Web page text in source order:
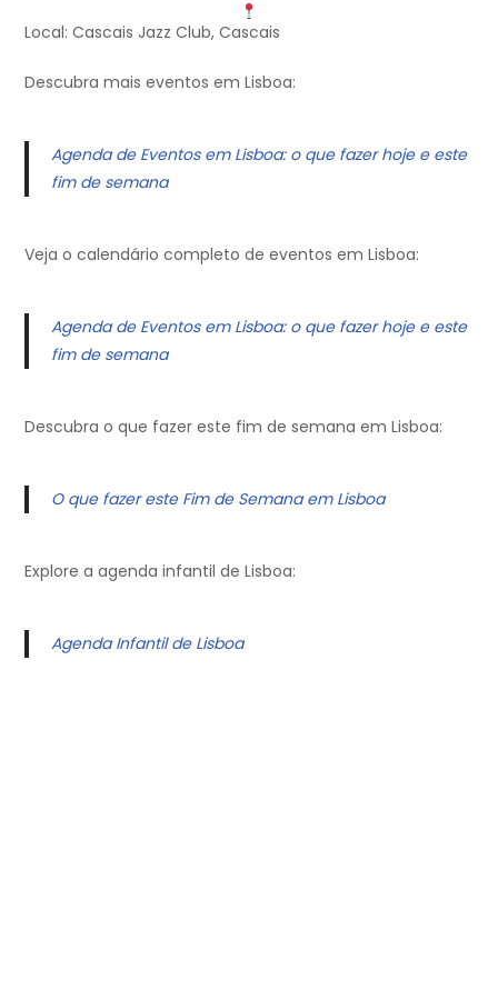
Local: Cascais Jazz Club, Cascais
Descubra mais eventos em Lisboa:
Agenda de Eventos em Lisboa: o que fazer hoje e este
fim de semana
Veja o calendário completo de eventos em Lisboa:
Agenda de Eventos em Lisboa: o que fazer hoje e este
fim de semana
Descubra o que fazer este fim de semana em Lisboa:
O que fazer este Fim de Semana em Lisboa
Explore a agenda infantil de Lisboa:
Agenda Infantil de Lisboa